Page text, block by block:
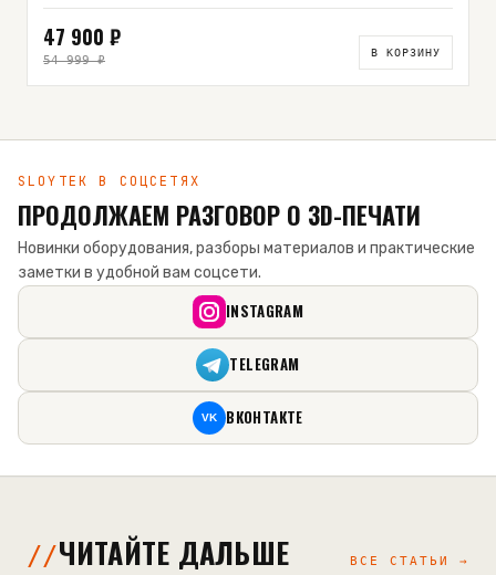
47 900 ₽
54 999 ₽
В КОРЗИНУ
SLOYTEK В СОЦСЕТЯХ
ПРОДОЛЖАЕМ РАЗГОВОР О 3D-ПЕЧАТИ
Новинки оборудования, разборы материалов и практические
заметки в удобной вам соцсети.
INSTAGRAM
TELEGRAM
VK ВКОНТАКТЕ
ЧИТАЙТЕ ДАЛЬШЕ ВСЕ СТАТЬИ →